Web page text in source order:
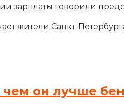
зарплаты говорили
жители Санкт-
он лучше